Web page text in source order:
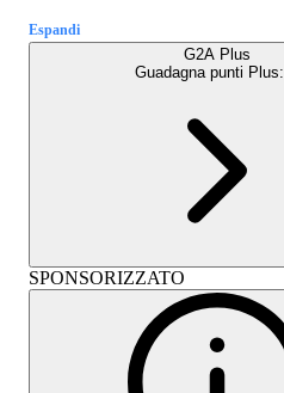
Espandi
G2A Plus
Guadagna punti Plus:
SPONSORIZZATO